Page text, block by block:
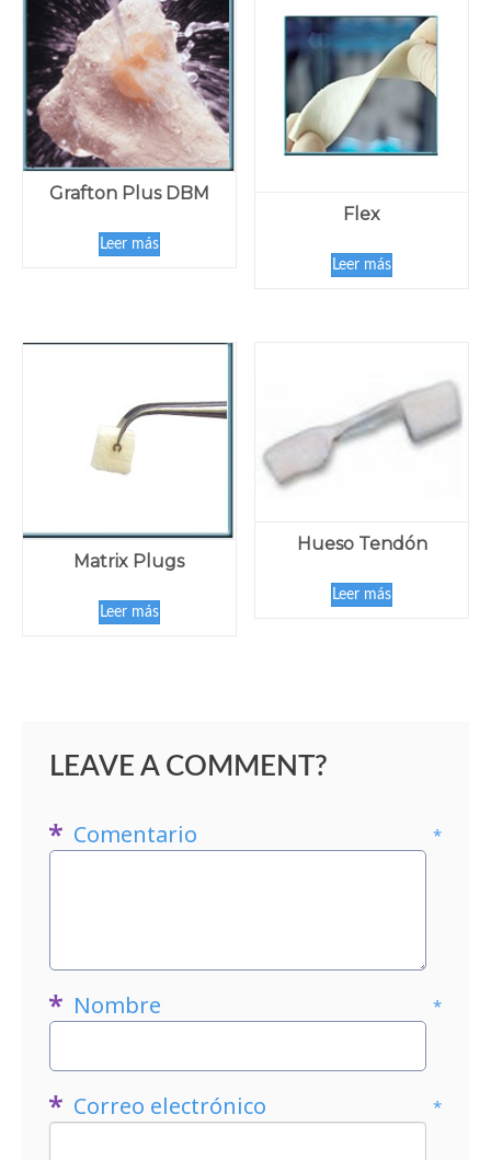
Grafton Plus DBM
Leer más
Flex
Leer más
Matrix Plugs
Leer más
Hueso Tendón
Leer más
LEAVE A COMMENT?
Comentario *
Nombre *
Correo electrónico *